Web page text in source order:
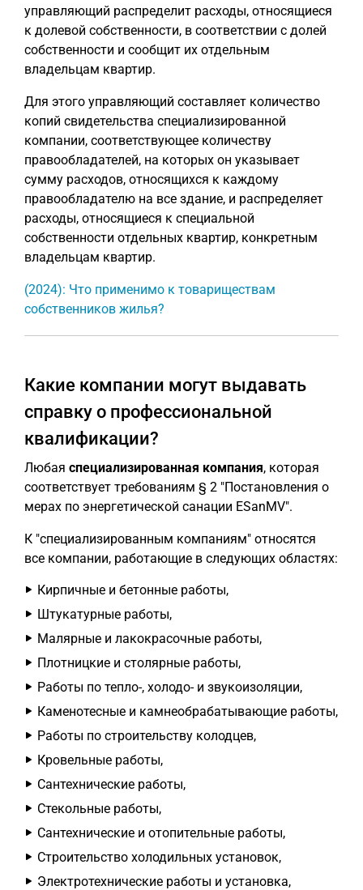
управляющий распределит расходы, относящиеся
к долевой собственности, в соответствии с долей
собственности и сообщит их отдельным
владельцам квартир.
Для этого управляющий составляет количество
копий свидетельства специализированной
компании, соответствующее количеству
правообладателей, на которых он указывает
сумму расходов, относящихся к каждому
правообладателю на все здание, и распределяет
расходы, относящиеся к специальной
собственности отдельных квартир, конкретным
владельцам квартир.
(2024): Что применимо к товариществам
собственников жилья?
Какие компании могут выдавать
справку о профессиональной
квалификации?
Любая специализированная компания, которая
соответствует требованиям § 2 "Постановления о
мерах по энергетической санации ESanMV".
К "специализированным компаниям" относятся
все компании, работающие в следующих областях:
Кирпичные и бетонные работы,
Штукатурные работы,
Малярные и лакокрасочные работы,
Плотницкие и столярные работы,
Работы по тепло-, холодо- и звукоизоляции,
Каменотесные и камнеобрабатывающие работы,
Работы по строительству колодцев,
Кровельные работы,
Сантехнические работы,
Стекольные работы,
Сантехнические и отопительные работы,
Строительство холодильных установок,
Электротехнические работы и установка,